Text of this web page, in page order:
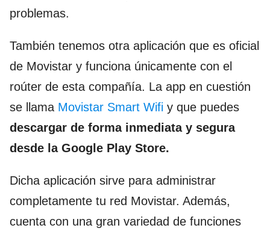
problemas.
También tenemos otra aplicación que es oficial
de Movistar y funciona únicamente con el
roúter de esta compañía. La app en cuestión
se llama Movistar Smart Wifi y que puedes
descargar de forma inmediata y segura
desde la Google Play Store.
Dicha aplicación sirve para administrar
completamente tu red Movistar. Además,
cuenta con una gran variedad de funciones